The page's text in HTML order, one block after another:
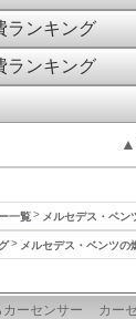
ランキング
ランキング
一覧 メルセデス・ベン
メルセデス・ベンツの
ーセンサー
カー